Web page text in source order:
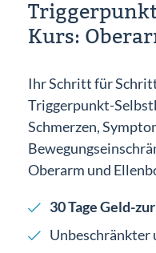
Kurs:
Ihr Schritt für
Triggerpunkt-
Schmerzen,
Oberarm und
30 Tage Geld-
Unbeschränkter